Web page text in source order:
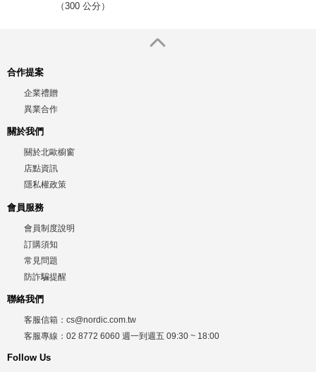
（300 公分）
合作提案
企業禮贈
異業合作
關於我們
關於北歐櫥窗
店點資訊
隱私權政策
會員服務
會員制度說明
訂購須知
常見問題
防詐騙提醒
聯絡我們
客服信箱： cs@nordic.com.tw
客服專線： 02 8772 6060 週一到週五 09:30 ~ 18:00
Follow Us